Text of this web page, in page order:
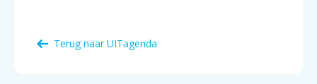
Terug naarUITagenda